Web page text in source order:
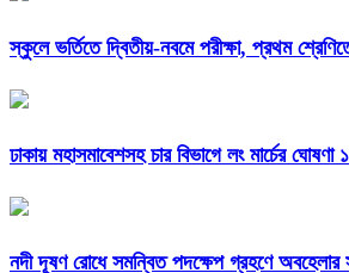
স্কুলে ভর্তিতে দ্বিতীয়-নবমে পরীক্ষা, প্রথম
ঢাকায় মহাসমাবেশসহ চার বিভাগে লং মার্চের
নদী দূষণ রোধে সমন্বিত পদক্ষেপ গ্রহণে অবহেলার